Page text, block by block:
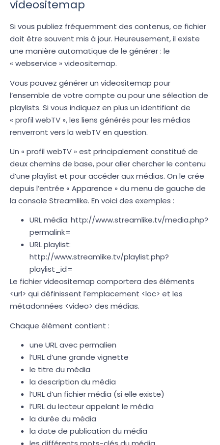
videositemap
Si vous publiez fréquemment des contenus, ce fichier
doit être souvent mis à jour. Heureusement, il existe
une manière automatique de le générer : le
« webservice » videositemap.
Vous pouvez générer un videositemap pour
l’ensemble de votre compte ou pour une sélection de
playlists. Si vous indiquez en plus un identifiant de
« profil webTV », les liens générés pour les médias
renverront vers la webTV en question.
Un « profil webTV » est principalement constitué de
deux chemins de base, pour aller chercher le contenu
d’une playlist et pour accéder aux médias. On le crée
depuis l’entrée « Apparence » du menu de gauche de
la console Streamlike. En voici des exemples :
URL média: http://www.streamlike.tv/media.php?
permalink=
URL playlist:
http://www.streamlike.tv/playlist.php?
playlist_id=
Le fichier videositemap comportera des éléments
<url> qui définissent l’emplacement <loc> et les
métadonnées <video> des médias.
Chaque élément contient :
une URL avec permalien
l’URL d’une grande vignette
le titre du média
la description du média
l’URL d’un fichier média (si elle existe)
l’URL du lecteur appelant le média
la durée du média
la date de publication du média